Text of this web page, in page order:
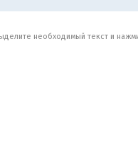
необходимый текст и